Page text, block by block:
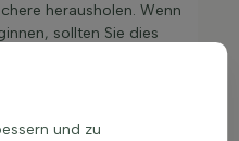
herausholen. Wenn
sollten Sie dies
Burkwoodii zu
und zu